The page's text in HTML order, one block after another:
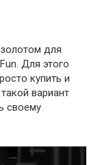
для
Для этого
купить и
вариант
своему